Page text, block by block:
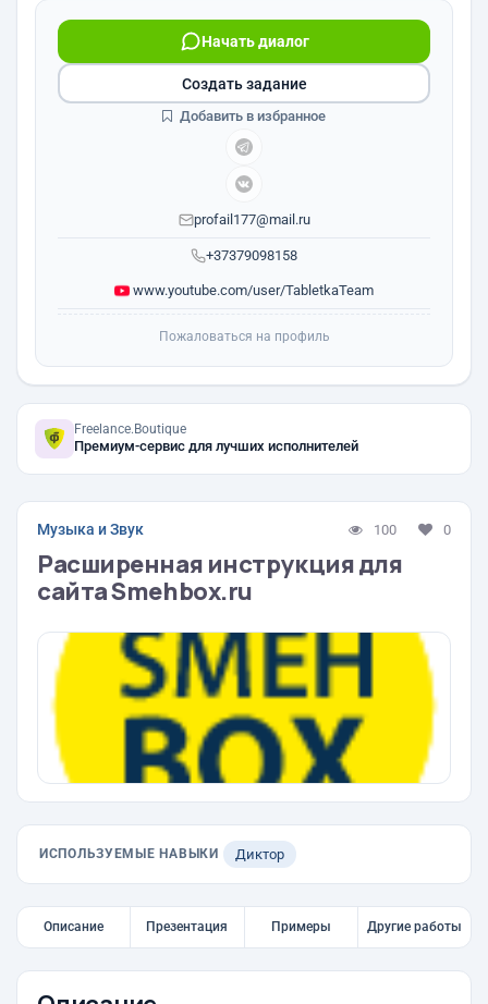
+37379098158
Начать диалог
profail177@mail.ru
www.youtube.com/user/TabletkaTeam
Создать задание
Добавить в избранное
Пожаловаться на профиль
Freelance.Boutique
Премиум-сервис для лучших исполнителей
Музыка и Звук 100 0
Расширенная инструкция для
сайта Smehbox.ru
ИСПОЛЬЗУЕМЫЕ НАВЫКИ Диктор
Описание Презентация Примеры Другие работы